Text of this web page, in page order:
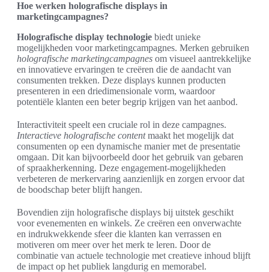
Hoe werken holografische displays in
marketingcampagnes?
Holografische display technologie biedt unieke
mogelijkheden voor marketingcampagnes. Merken gebruiken
holografische marketingcampagnes om visueel aantrekkelijke
en innovatieve ervaringen te creëren die de aandacht van
consumenten trekken. Deze displays kunnen producten
presenteren in een driedimensionale vorm, waardoor
potentiële klanten een beter begrip krijgen van het aanbod.
Interactiviteit speelt een cruciale rol in deze campagnes.
Interactieve holografische contentmaakt het mogelijk dat
consumenten op een dynamische manier met de presentatie
omgaan. Dit kan bijvoorbeeld door het gebruik van gebaren
of spraakherkenning. Deze engagement-mogelijkheden
verbeteren de merkervaring aanzienlijk en zorgen ervoor dat
de boodschap beter blijft hangen.
Bovendien zijn holografische displays bij uitstek geschikt
voor evenementen en winkels. Ze creëren een onverwachte
en indrukwekkende sfeer die klanten kan verrassen en
motiveren om meer over het merk te leren. Door de
combinatie van actuele technologie met creatieve inhoud blijft
de impact op het publiek langdurig en memorabel.